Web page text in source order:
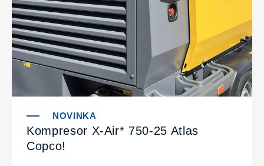
Kompresor X-Air* 750-25 Atlas
Copco!